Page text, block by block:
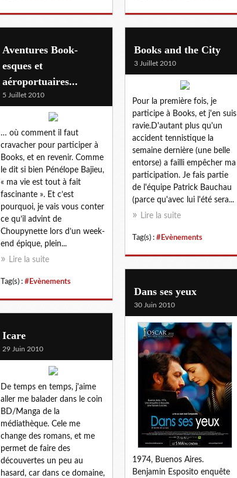
Aventures Book-
esques et
aéroportuaires...
5 Juillet 2010
… où comment il faut
cravacher pour participer à
Books, et en revenir. Comme
le dit si bien Pénélope Bajieu,
« ma vie est tout à fait
fascinante ». Et c’est
pourquoi, je vais vous conter
ce qu’il advint de
Choupynette lors d’un week-
end épique, plein...
Lire la suite
Tag(s) : #Evènements
Books and the City
3 Juillet 2010
Pour la première fois, je
participe à Books, et j'en suis
ravie.D'autant plus qu'un
accident tennistique la
semaine dernière (une belle
entorse) a failli empêcher ma
participation. Je fais partie
de l'équipe Patrick Bauchau
(parce qu'avec lui l'été sera...
Lire la suite
Tag(s) : #Evènements
Dans ses yeux
30 Juin 2010
1974, Buenos Aires.
Benjamin Esposito enquête
Icare
29 Juin 2010
De temps en temps, j'aime
aller me balader dans le coin
BD/Manga de la
médiathèque. Cele me
change des romans, et me
permet de faire des
découvertes un peu au
hasard, car dans ce domaine,